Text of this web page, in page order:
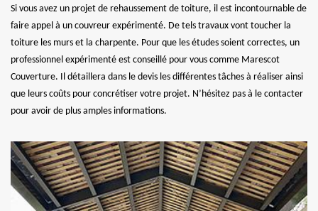
Si vous avez un projet de rehaussement de toiture, il est incontournable de
faire appel à un couvreur expérimenté. De tels travaux vont toucher la
toiture les murs et la charpente. Pour que les études soient correctes, un
professionnel expérimenté est conseillé pour vous comme Marescot
Couverture. Il détaillera dans le devis les différentes tâches à réaliser ainsi
que leurs coûts pour concrétiser votre projet. N’hésitez pas à le contacter
pour avoir de plus amples informations.